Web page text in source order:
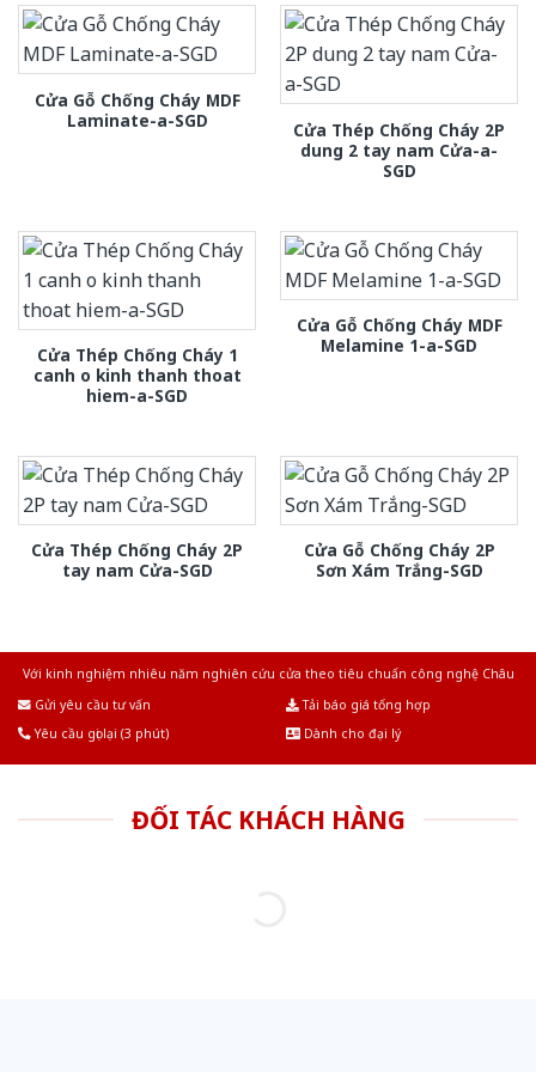
Cửa Gỗ Chống Cháy MDF
Laminate-a-SGD
Cửa Thép Chống Cháy 2P
dung 2 tay nam Cửa-a-
SGD
Cửa Thép Chống Cháy 1
canh o kinh thanh thoat
hiem-a-SGD
Cửa Gỗ Chống Cháy MDF
Melamine 1-a-SGD
Cửa Thép Chống Cháy 2P
tay nam Cửa-SGD
Cửa Gỗ Chống Cháy 2P
Sơn Xám Trắng-SGD
Với kinh nghiệm nhiêu năm nghiên cứu cửa theo tiêu chuẩn công nghệ Châu
Gửi yêu cầu tư vấn
Tải báo giá tổng hợp
Yêu cầu gọi lại (3 phút)
Dành cho đại lý
ĐỐI TÁC KHÁCH HÀNG